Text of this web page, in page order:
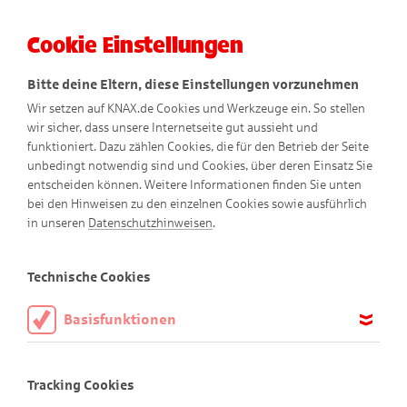
Fantasy-Comics
Cookie Einstellungen
Bitte deine Eltern, diese Einstellungen vorzunehmen
Wir setzen auf KNAX.de Cookies und Werkzeuge ein. So stellen
wir sicher, dass unsere Internetseite gut aussieht und
funktioniert. Dazu zählen Cookies, die für den Betrieb der Seite
unbedingt notwendig sind und Cookies, über deren Einsatz Sie
entscheiden können. Weitere Informationen finden Sie unten
bei den Hinweisen zu den einzelnen Cookies sowie ausführlich
in unseren Datenschutzhinweisen.
Technische Cookies
Basisfunktionen
aktiviert sein.
Tracking Cookies